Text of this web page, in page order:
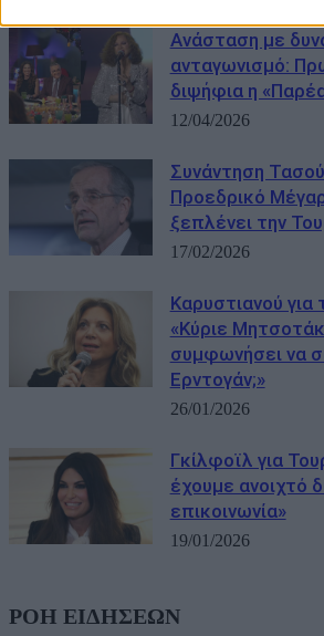
Ανάσταση με
ανταγωνισμό:
διψήφια η
12/04/2026
Συνάντηση
Προεδρικό
ξεπλένει την
17/02/2026
Καρυστιανού για
«Κύριε
συμφωνήσει να
Ερντογάν;»
26/01/2026
Γκίλφοϊλ για
έχουμε ανοιχτό
επικοινωνία»
19/01/2026
ΡΟΗ ΕΙΔΗΣΕΩΝ